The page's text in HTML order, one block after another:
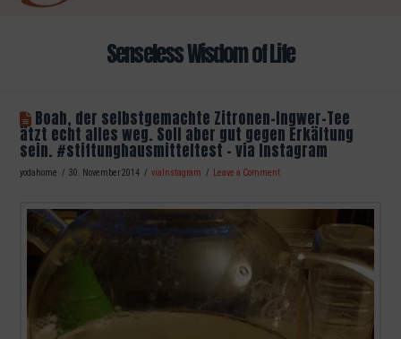
Senseless Wisdom of Life
Boah, der selbstgemachte Zitronen-Ingwer-Tee
ätzt echt alles weg. Soll aber gut gegen Erkältung
sein. #stiftunghausmitteltest – via Instagram
yodahome 30. November 2014 viaInstagram Leave a Comment